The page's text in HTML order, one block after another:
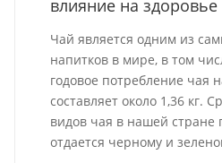
влияние на здоровье
Чай является одним из
напитков в мире, в том
годовое потребление чая
составляет около 1,36 кг.
видов чая в нашей стране
отдается черному и